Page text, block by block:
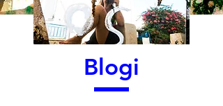
Blogi